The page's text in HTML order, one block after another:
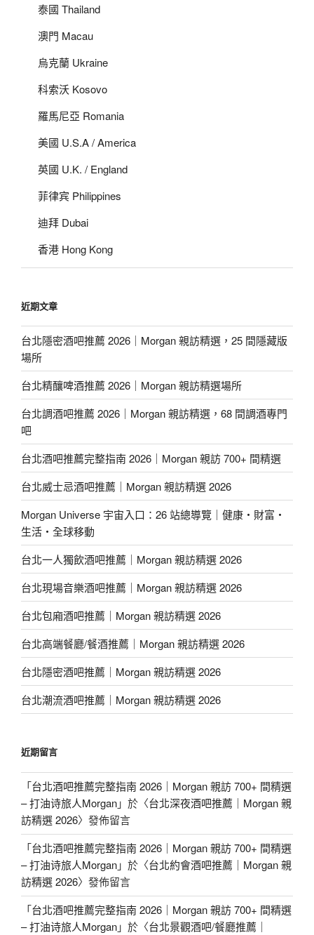
泰國 Thailand
澳門 Macau
烏克蘭 Ukraine
科索沃 Kosovo
羅馬尼亞 Romania
美國 U.S.A / America
英國 U.K. / England
菲律宾 Philippines
迪拜 Dubai
香港 Hong Kong
近期文章
台北隱密酒吧推薦 2026｜Morgan 親訪精選，25 間隱藏版
場所
台北精釀啤酒推薦 2026｜Morgan 親訪精選場所
台北調酒吧推薦 2026｜Morgan 親訪精選，68 間調酒專門
吧
台北酒吧推薦完整指南 2026｜Morgan 親訪 700+ 間精選
台北威士忌酒吧推薦｜Morgan 親訪精選 2026
Morgan Universe 宇宙入口：26 站總導覽｜健康・財富・
生活・全球移動
台北一人獨飲酒吧推薦｜Morgan 親訪精選 2026
台北現場音樂酒吧推薦｜Morgan 親訪精選 2026
台北包廂酒吧推薦｜Morgan 親訪精選 2026
台北高端餐廳/餐酒推薦｜Morgan 親訪精選 2026
台北隱密酒吧推薦｜Morgan 親訪精選 2026
台北潮流酒吧推薦｜Morgan 親訪精選 2026
近期留言
「台北酒吧推薦完整指南 2026｜Morgan 親訪 700+ 間精選
– 打油诗旅人Morgan」於〈台北深夜酒吧推薦｜Morgan 親
訪精選 2026〉發佈留言
「台北酒吧推薦完整指南 2026｜Morgan 親訪 700+ 間精選
– 打油诗旅人Morgan」於〈台北約會酒吧推薦｜Morgan 親
訪精選 2026〉發佈留言
「台北酒吧推薦完整指南 2026｜Morgan 親訪 700+ 間精選
– 打油诗旅人Morgan」於〈台北景觀酒吧/餐廳推薦｜